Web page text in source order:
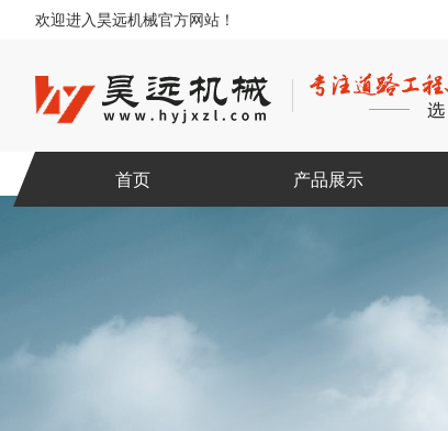
欢迎进入昊远机械官方网站！
首页 产品展示